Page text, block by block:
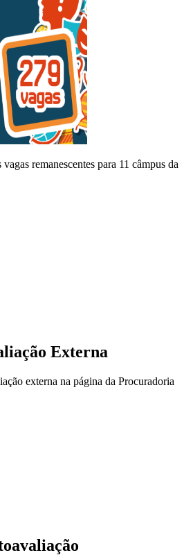
remanescentes para 11 câmpus da
Externa
externa na página da Procuradoria